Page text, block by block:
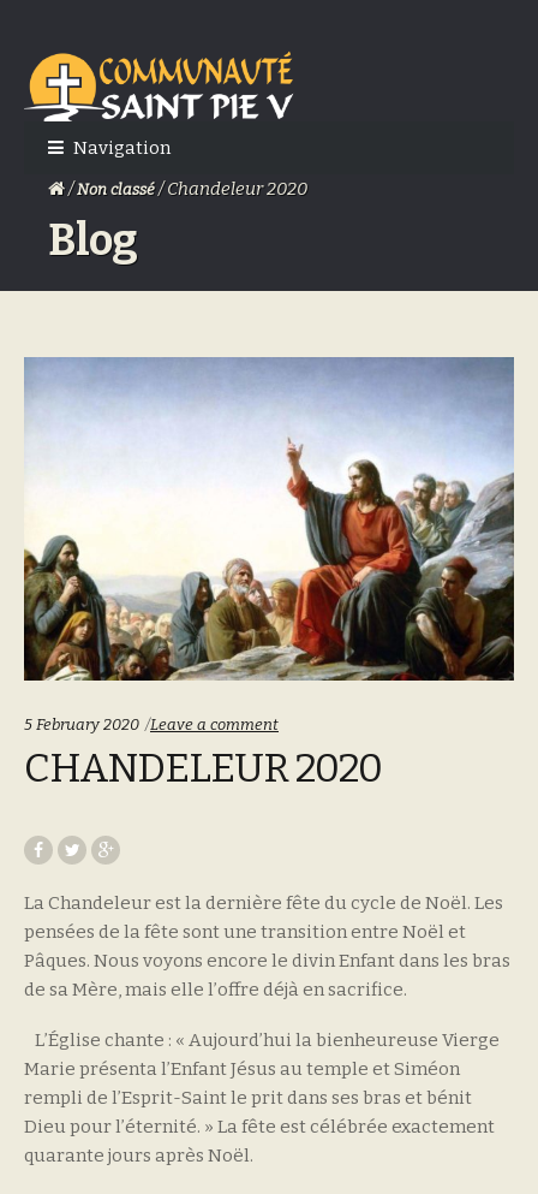
Skip
to
navigation
Skip
to
content
Navigation
/Non classé/ Chandeleur 2020
Blog
5 February 2020 Leave a comment
CHANDELEUR 2020
La Chandeleur est la dernière fête du cycle de Noël. Les
pensées de la fête sont une transition entre Noël et
Pâques. Nous voyons encore le divin Enfant dans les bras
de sa Mère, mais elle l’offre déjà en sacrifice.
L’Église chante : « Aujourd’hui la bienheureuse Vierge
Marie présenta l’Enfant Jésus au temple et Siméon
rempli de l’Esprit-Saint le prit dans ses bras et bénit
Dieu pour l’éternité. » La fête est célébrée exactement
quarante jours après Noël.